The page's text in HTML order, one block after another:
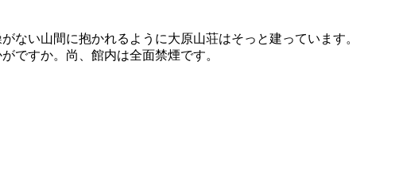
ない山間に抱かれるように大原山荘はそっと建っています。
ですか。尚、館内は全面禁煙です。